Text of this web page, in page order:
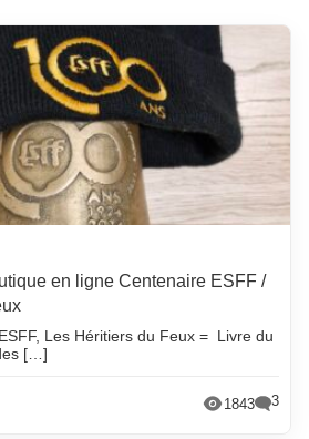
en ligne Centenaire ESFF /
Les Héritiers du Feux = Livre du
[…]
1843 3